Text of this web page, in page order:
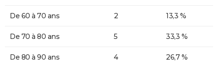
De 60 à 70 ans 2 13,3 %
De 70 à 80 ans 5 33,3 %
De 80 à 90 ans 4 26,7 %